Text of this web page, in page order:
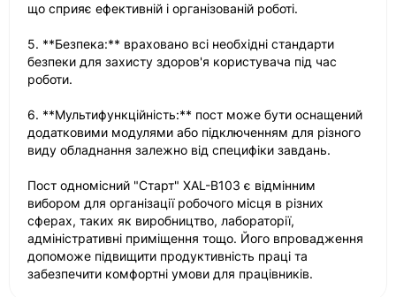
що сприяє ефективній і організованій роботі.
5. **Безпека:** враховано всі необхідні стандарти
безпеки для захисту здоров'я користувача під час
роботи.
6. **Мультифункційність:** пост може бути оснащений
додатковими модулями або підключенням для різного
виду обладнання залежно від специфіки завдань.
Пост одномісний "Старт" XAL-B103 є відмінним
вибором для організації робочого місця в різних
сферах, таких як виробництво, лабораторії,
адміністративні приміщення тощо. Його впровадження
допоможе підвищити продуктивність праці та
забезпечити комфортні умови для працівників.